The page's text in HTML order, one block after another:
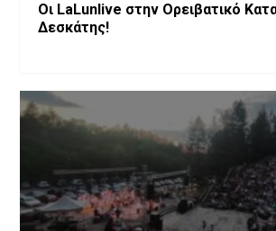
Οι LaLunlive στην Ορειβατικό
Δεσκάτης!